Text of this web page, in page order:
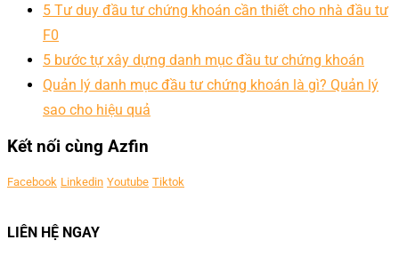
5 Tư duy đầu tư chứng khoán cần thiết cho nhà đầu tư
F0
5 bước tự xây dựng danh mục đầu tư chứng khoán
Quản lý danh mục đầu tư chứng khoán là gì? Quản lý
sao cho hiệu quả
Kết nối cùng Azfin
Facebook Linkedin Youtube Tiktok
LIÊN HỆ NGAY